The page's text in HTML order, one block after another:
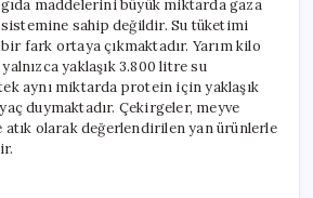
gıda maddelerini büyük miktarda gaza
sahip değildir. Su tüketimi
fark ortaya çıkmaktadır. Yarım kilo
yaklaşık 3.800 litre su
aynı miktarda protein için yaklaşık
duymaktadır. Çekirgeler, meyve
atık olarak değerlendirilen yan ürünlerle